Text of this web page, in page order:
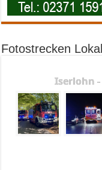
Fotostrecken
Iserlohn -